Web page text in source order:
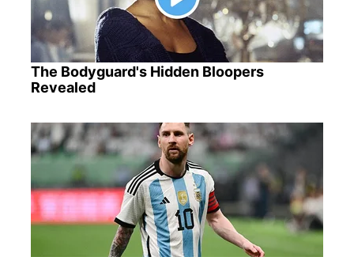
The Bodyguard's Hidden Bloopers
Revealed